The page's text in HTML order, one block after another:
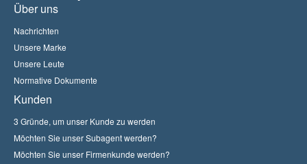
Über uns
Nachrichten
Unsere Marke
Unsere Leute
Normative Dokumente
Kunden
3 Gründe, um unser Kunde zu werden
Möchten Sie unser Subagent werden?
Möchten Sie unser Firmenkunde werden?